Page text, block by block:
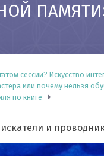
сессии? Искусство
или почему нельзя
по книге
и